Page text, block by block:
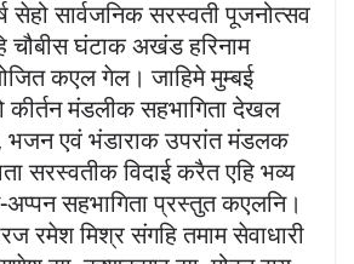
सेहो सार्वजनिक सरस्वती पूजनोत्सव
घंटाक अखंड हरिनाम
कएल गेल। जाहिमे मुम्बई
मंडलीक सहभागिता देखल
एवं भंडाराक उपरांत मंडलक
सरस्वतीक विदाई करैत एहि भव्य
सहभागिता प्रस्तुत कएलनि।
रमेश मिश्र संगहि तमाम सेवाधारी